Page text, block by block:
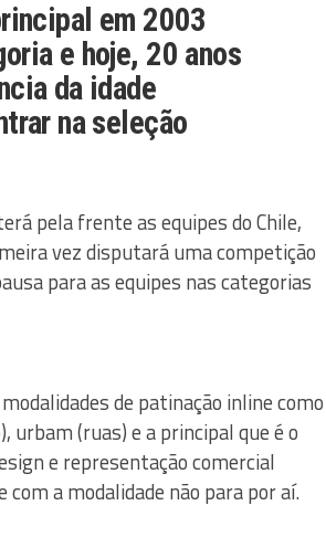
em 2003
e hoje, 20 anos
da idade
na seleção
pela frente as equipes do Chile,
vez disputará uma competição
para as equipes nas categorias
de patinação inline como
urbam (ruas) e a principal que é o
e representação comercial
a modalidade não para por aí.